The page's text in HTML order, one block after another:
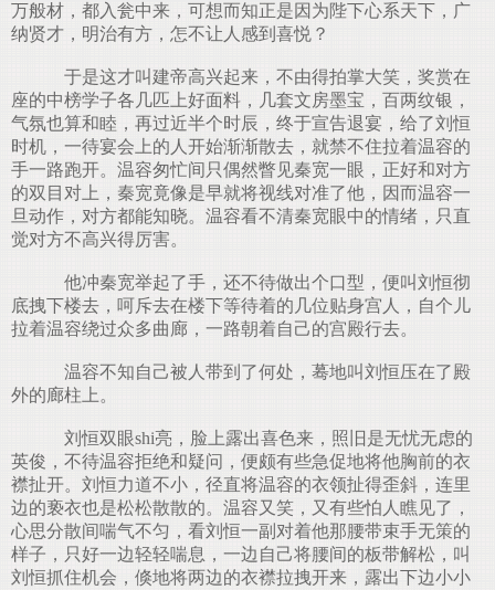
万般材，都入瓮中来，可想而知正是因为陛下心系天下，广
纳贤才，明治有方，怎不让人感到喜悦？
于是这才叫建帝高兴起来，不由得拍掌大笑，奖赏在
座的中榜学子各几匹上好面料，几套文房墨宝，百两纹银，
气氛也算和睦，再过近半个时辰，终于宣告退宴，给了刘恒
时机，一待宴会上的人开始渐渐散去，就禁不住拉着温容的
手一路跑开。温容匆忙间只偶然瞥见秦宽一眼，正好和对方
的双目对上，秦宽竟像是早就将视线对准了他，因而温容一
旦动作，对方都能知晓。温容看不清秦宽眼中的情绪，只直
觉对方不高兴得厉害。
他冲秦宽举起了手，还不待做出个口型，便叫刘恒彻
底拽下楼去，呵斥去在楼下等待着的几位贴身宫人，自个儿
拉着温容绕过众多曲廊，一路朝着自己的宫殿行去。
温容不知自己被人带到了何处，蓦地叫刘恒压在了殿
外的廊柱上。
刘恒双眼shi亮，脸上露出喜色来，照旧是无忧无虑的
英俊，不待温容拒绝和疑问，便颇有些急促地将他胸前的衣
襟扯开。刘恒力道不小，径直将温容的衣领扯得歪斜，连里
边的亵衣也是松松散散的。温容又笑，又有些怕人瞧见了，
心思分散间喘气不匀，看刘恒一副对着他那腰带束手无策的
样子，只好一边轻轻喘息，一边自己将腰间的板带解松，叫
刘恒抓住机会，倏地将两边的衣襟拉拽开来，露出下边小小